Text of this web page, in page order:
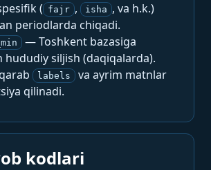
( fajr , isha , va h.k.)
periodlarda chiqadi.
— Toshkent bazasiga
hududiy siljish (daqiqalarda).
labels
va ayrim matnlar
qilinadi.
kodlari